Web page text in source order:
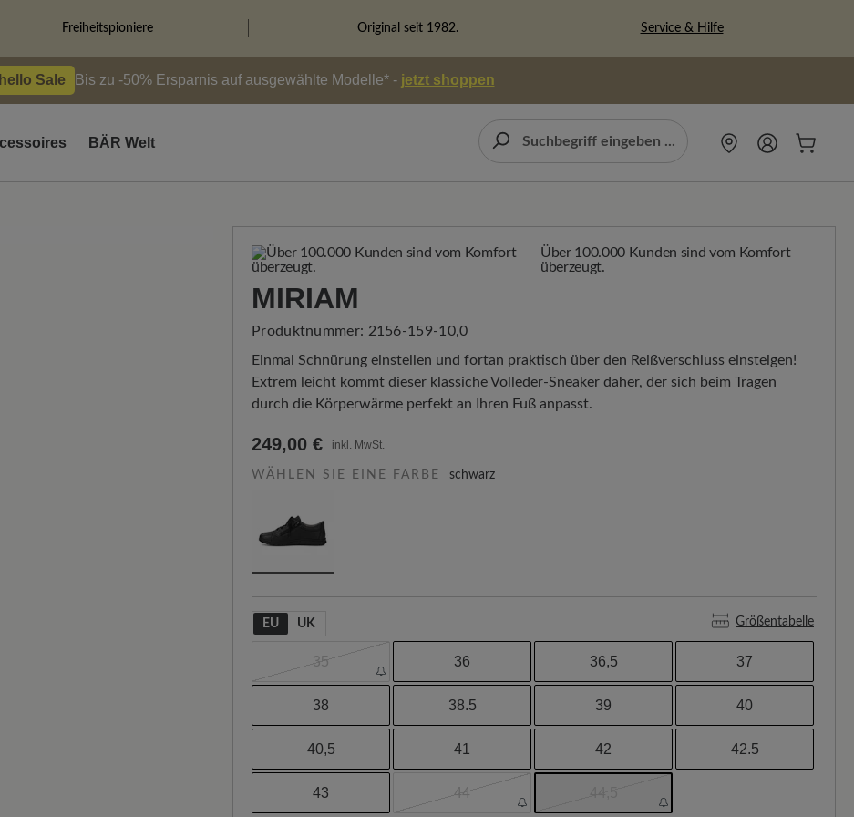
Freiheitspioniere Original seit 1982. Service & Hilfe
hello Sale Bis zu -50% Ersparnis auf ausgewählte Modelle* - jetzt shoppen
BÄR Welt
Über 100.000 Kunden sind vom Komfort
überzeugt.
MIRIAM
Produktnummer: 2156-159-10,0
Einmal Schnürung einstellen und fortan praktisch über den Reißverschluss einsteigen!
Extrem leicht kommt dieser klassiche Volleder-Sneaker daher, der sich beim Tragen
durch die Körperwärme perfekt an Ihren Fuß anpasst.
249,00 € inkl. MwSt.
WÄHLEN SIE EINE FARBE schwarz
EU UK Größentabelle
35 36 36,5 37
38 38.5 39 40
40,5 41 42 42.5
43 44